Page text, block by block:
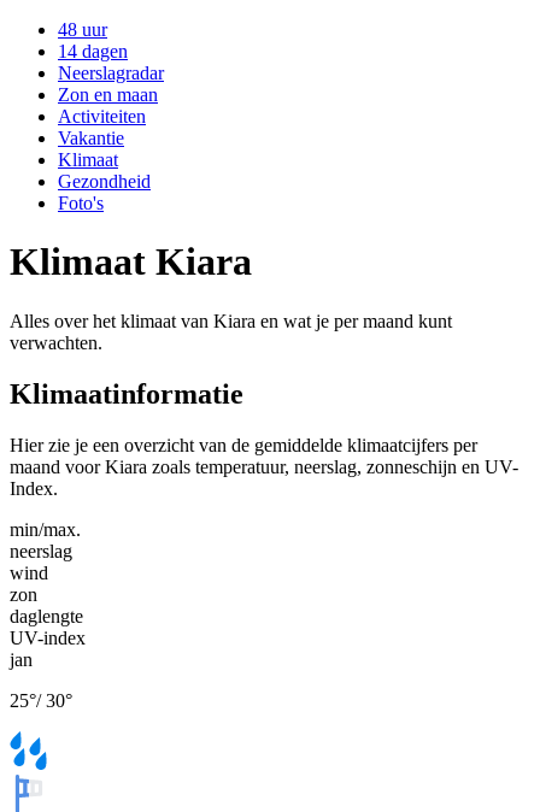
48 uur
14 dagen
Neerslagradar
Zon en maan
Activiteiten
Vakantie
Klimaat
Gezondheid
Foto's
Klimaat Kiara
Alles over het klimaat van Kiara en wat je per maand kunt
verwachten.
Klimaatinformatie
Hier zie je een overzicht van de gemiddelde klimaatcijfers per
maand voor Kiara zoals temperatuur, neerslag, zonneschijn en UV-
Index.
min/max.
neerslag
wind
zon
daglengte
UV-index
jan
25°/30°